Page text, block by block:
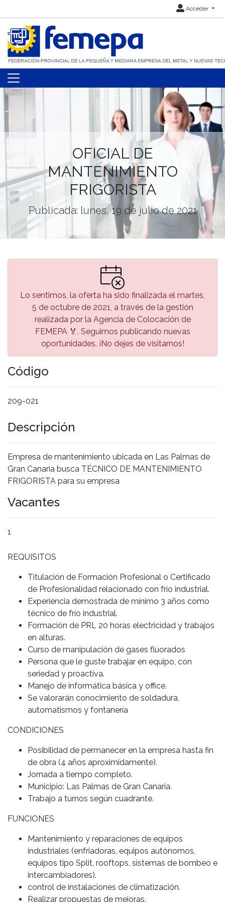
Acceder
OFICIAL DE
MANTENIMIENTO
FRIGORISTA
Publicada: lunes, 19 de julio de 2021
Lo sentimos, la oferta ha sido finalizada el martes,
5 de octubre de 2021, a través de la gestión
realizada por la Agencia de Colocación de
FEMEPA 🏅. Seguimos publicando nuevas
oportunidades. ¡No dejes de visitarnos!
Código
209-021
Descripción
Empresa de mantenimiento ubicada en Las Palmas de
Gran Canaria busca TÉCNICO DE MANTENIMIENTO
FRIGORISTA para su empresa
Vacantes
1
REQUISITOS
Titulación de Formación Profesional o Certificado
de Profesionalidad relacionado con frío industrial.
Experiencia demostrada de mínimo 3 años como
técnico de frío industrial.
Formación de PRL 20 horas electricidad y trabajos
en alturas.
Curso de manipulación de gases fluorados
Persona que le guste trabajar en equipo, con
seriedad y proactiva.
Manejo de informática básica y office.
Se valorarán conocimiento de soldadura,
automatismos y fontanería
CONDICIONES
Posibilidad de permanecer en la empresa hasta fin
de obra (4 años aproximidamente).
Jornada a tiempo completo.
Municipio: Las Palmas de Gran Canaria.
Trabajo a turnos según cuadrante.
FUNCIONES
Mantenimiento y reparaciones de equipos
industriales (enfriadoras, equipos autónomos,
equipos tipo Split, rooftops, sistemas de bombeo e
intercambiadores).
control de instalaciones de climatización.
Realizar propuestas de mejoras.